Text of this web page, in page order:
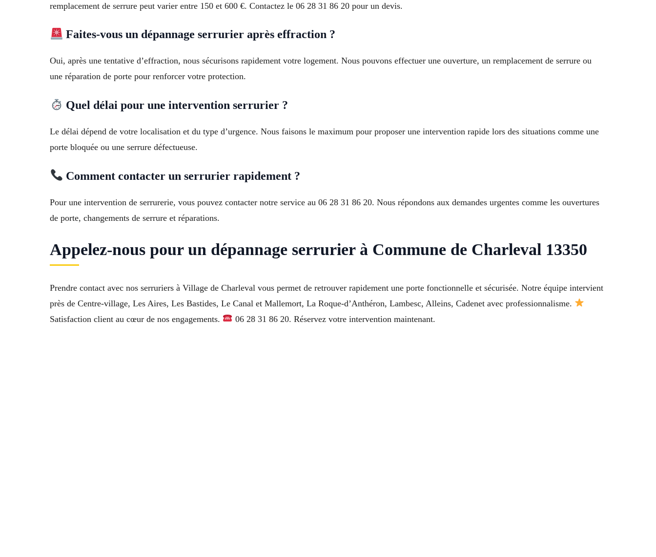
remplacement de serrure peut varier entre 150 et 600 €. Contactez le 06 28 31 86 20 pour un devis.
Faites-vous un dépannage serrurier après effraction ?
Oui, après une tentative d’effraction, nous sécurisons rapidement votre logement. Nous pouvons effectuer une ouverture, un remplacement de serrure ou
une réparation de porte pour renforcer votre protection.
Quel délai pour une intervention serrurier ?
Le délai dépend de votre localisation et du type d’urgence. Nous faisons le maximum pour proposer une intervention rapide lors des situations comme une
porte bloquée ou une serrure défectueuse.
Comment contacter un serrurier rapidement ?
Pour une intervention de serrurerie, vous pouvez contacter notre service au 06 28 31 86 20. Nous répondons aux demandes urgentes comme les ouvertures
de porte, changements de serrure et réparations.
Appelez-nous pour un dépannage serrurier à Commune de Charleval 13350
Prendre contact avec nos serruriers à Village de Charleval vous permet de retrouver rapidement une porte fonctionnelle et sécurisée. Notre équipe intervient
près de Centre-village, Les Aires, Les Bastides, Le Canal et Mallemort, La Roque-d’Anthéron, Lambesc, Alleins, Cadenet avec professionnalisme.
Satisfaction client au cœur de nos engagements.
06 28 31 86 20. Réservez votre intervention maintenant.